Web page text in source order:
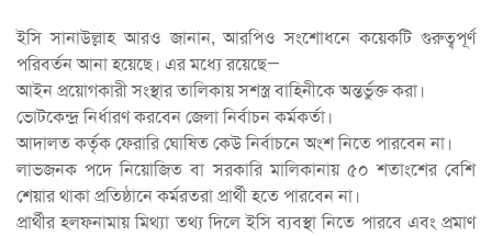
ইসি সানাউল্লাহ আরও জানান, আরপিও সংশোধনে কয়েকটি গুরুত্বপূর্ণ
পরিবর্তন আনা হয়েছে। এর মধ্যে রয়েছে—
আইন প্রয়োগকারী সংস্থার তালিকায় সশস্ত্র বাহিনীকে অন্তর্ভুক্ত করা।
ভোটকেন্দ্র নির্ধারণ করবেন জেলা নির্বাচন কর্মকর্তা।
আদালত কর্তৃক ফেরারি ঘোষিত কেউ নির্বাচনে অংশ নিতে পারবেন না।
লাভজনক পদে নিয়োজিত বা সরকারি মালিকানায় ৫০ শতাংশের বেশি
শেয়ার থাকা প্রতিষ্ঠানে কর্মরতরা প্রার্থী হতে পারবেন না।
প্রার্থীর হলফনামায় মিথ্যা তথ্য দিলে ইসি ব্যবস্থা নিতে পারবে এবং প্রমাণ